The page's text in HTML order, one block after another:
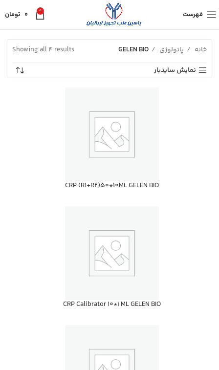
فهرست 0
0 تومان
خانه پاتولوژی GELEN BIO
Showing all 4 results
نمایش سایدبار
CRP (R1+R2)50*10ML GELEN BIO
CRP Calibrator 10*1 ML GELEN BIO